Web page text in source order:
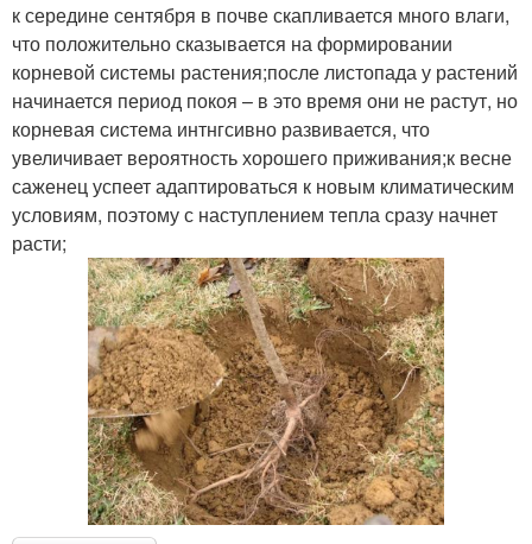
к середине сентября в почве скапливается много влаги,
что положительно сказывается на формировании
корневой системы растения;после листопада у растений
начинается период покоя – в это время они не растут, но
корневая система интнгсивно развивается, что
увеличивает вероятность хорошего приживания;к весне
саженец успеет адаптироваться к новым климатическим
условиям, поэтому с наступлением тепла сразу начнет
расти;